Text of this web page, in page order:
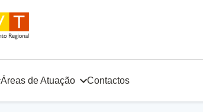
Áreas de Atuação Contactos